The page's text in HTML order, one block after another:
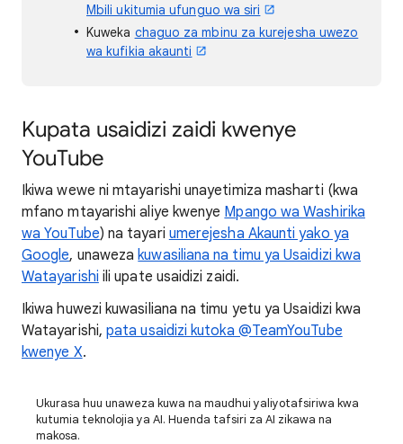
Mbili ukitumia ufunguo wa siri
Kuweka chaguo za mbinu za kurejesha uwezo
wa kufikia akaunti
Kupata usaidizi zaidi kwenye
YouTube
Ikiwa wewe ni mtayarishi unayetimiza masharti (kwa
mfano mtayarishi aliye kwenye Mpango wa Washirika
wa YouTube) na tayari umerejesha Akaunti yako ya
Google, unawezakuwasiliana na timu ya Usaidizi kwa
Watayarishi ili upate usaidizi zaidi.
Ikiwa huwezi kuwasiliana na timu yetu ya Usaidizi kwa
Watayarishi,pata usaidizi kutoka @TeamYouTube
kwenye X.
Ukurasa huu unaweza kuwa na maudhui yaliyotafsiriwa kwa
kutumia teknolojia ya AI. Huenda tafsiri za AI zikawa na
makosa.